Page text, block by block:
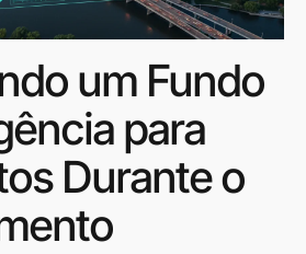
um Fundo
para
Durante o